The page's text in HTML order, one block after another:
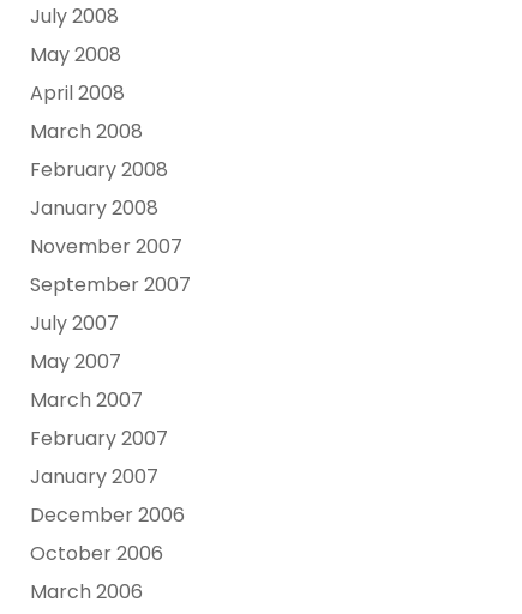
July 2008
May 2008
April 2008
March 2008
February 2008
January 2008
November 2007
September 2007
July 2007
May 2007
March 2007
February 2007
January 2007
December 2006
October 2006
March 2006